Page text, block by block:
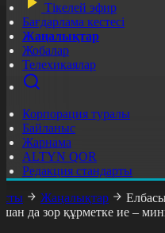
Тікелей эфир
Бағдарлама кестесі
Жаңалықтар
Жобалар
Телехикаялар
Корпорация туралы
Байланыс
Жарнама
ALTYN QOR
Редакция стандарты
Жаңалықтар
да зор құрметке ие –